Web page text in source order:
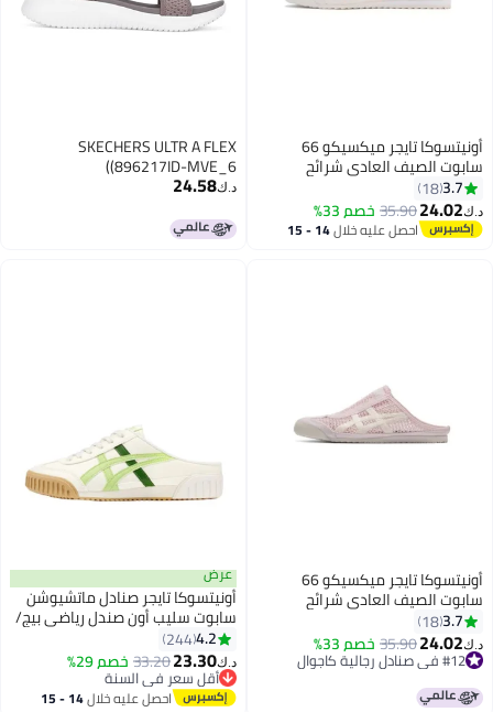
أونيتسوكا تايجر ميكسيكو 66
سابوت الصيف العادي شرائح
الصنادل - البيج / البرتقالي / الأحمر
3.7
18
د.ك‏24.02
35.90خصم 33%
احصل عليه خلال 14 - 15
SKECHERS ULTR A FLEX
(896217ID-MVE_6)
د.ك‏24.58
أونيتسوكا تايجر ميكسيكو 66
سابوت الصيف العادي شرائح
الصنادل - الوردي
3.7
18
د.ك‏24.02
35.90خصم 33%
#12 في صنادل رجالية كاجوال 25
عرض
أونيتسوكا تايجر صنادل ماتشيوشن
سابوت سليب أون صندل رياضي بيج/
ملون أخضر فاتح للرجال/النساء/
الطلبة
4.2
244
د.ك‏23.30
33.20خصم 29%
أقل سعر في السنة
أقل سعر في السنة
احصل عليه خلال 14 - 15